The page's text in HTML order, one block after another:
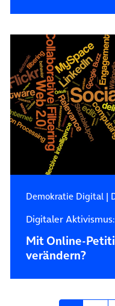
Demokratie Digital|
Digitaler Aktivismus:
Mit Online-
verändern?